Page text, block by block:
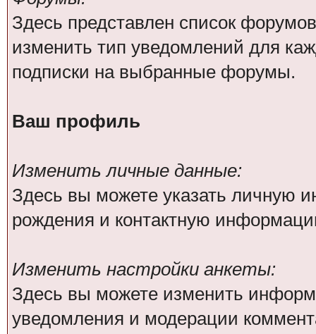
Здесь представлен список
изменить тип уведомлений для
подписки на выбранные форумы.
Ваш профиль
Изменить личные данные:
Здесь вы можете указать личную
рождения и контактную
Изменить настройки анкеты:
Здесь вы можете изменить
уведомления и модерации